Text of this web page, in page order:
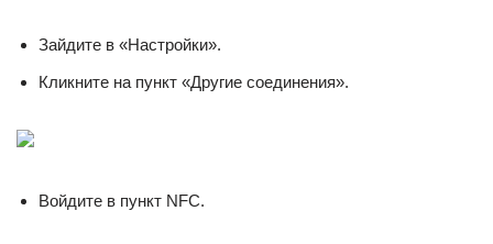
Зайдите в «Настройки».
Кликните на пункт «Другие соединения».
Войдите в пункт NFC.